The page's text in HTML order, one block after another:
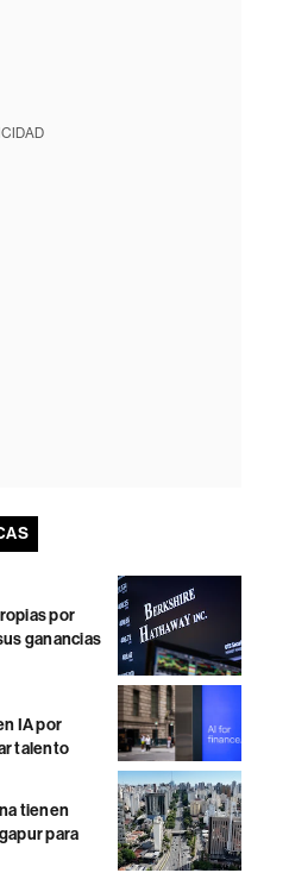
por
ganancias
IA por
talento
tienen
para